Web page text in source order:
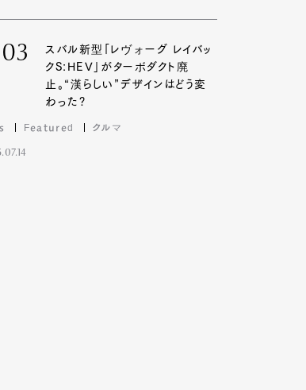
03
スバル新型「レヴォーグ レイバッ
クS:HEV」がターボダクト廃
止。“漢らしい”デザインはどう変
わった?
Featured クルマ